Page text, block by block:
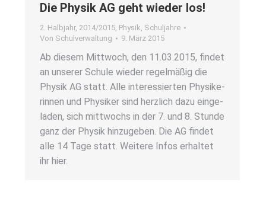
Die Phy­sik AG geht wie­der los!
2. Halbjahr, 2014/2015, Physik, Schuljahre
Von Schulverwaltung 9. März 2015
Ab die­sem Mitt­woch, den 11.03.2015, fin­det
an unse­rer Schu­le wie­der regel­mä­ßig die
Phy­sik AG statt. Alle inter­es­sier­ten Phy­si­ke­
rin­nen und Phy­si­ker sind herz­lich dazu ein­ge­
la­den, sich mitt­wochs in der 7. und 8. Stun­de
ganz der Phy­sik hin­zu­ge­ben. Die AG fin­det
alle 14 Tage statt. Wei­te­re Infos erhal­tet
ihr hier.